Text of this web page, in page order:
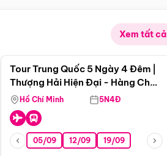
Xem tất cả
15/10 29/10
Điểm nổi bật
Tour Trung Quốc 5 Ngày 4 Đêm |
Thượng Hải Hiện Đại - Hàng Châu
Nên Thơ - Ô Trấn Cổ Kính
Hồ Chí Minh 5N4Đ
05/09 12/09 19/09